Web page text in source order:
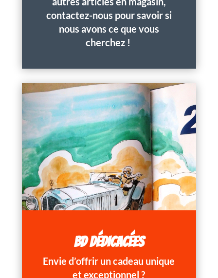
contactez-nous pour savoir si
nous avons ce que vous
cherchez !
BD DÉDICACÉES
Envie d’offrir un cadeau unique
et exceptionnel ?